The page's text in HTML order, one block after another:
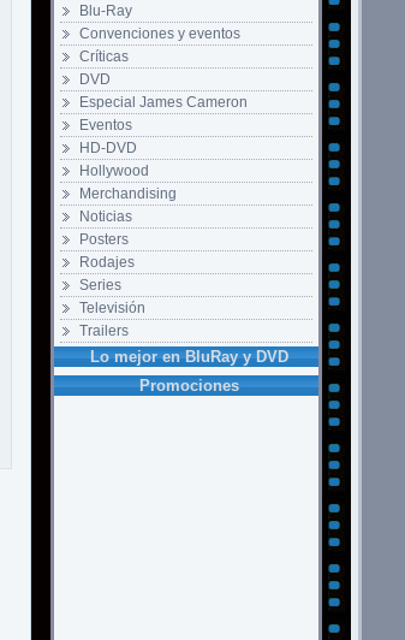
Blu-Ray
Convenciones y eventos
Críticas
DVD
Especial James Cameron
Eventos
HD-DVD
Hollywood
Merchandising
Noticias
Posters
Rodajes
Series
Televisión
Trailers
Lo mejor en BluRay y DVD
Promociones